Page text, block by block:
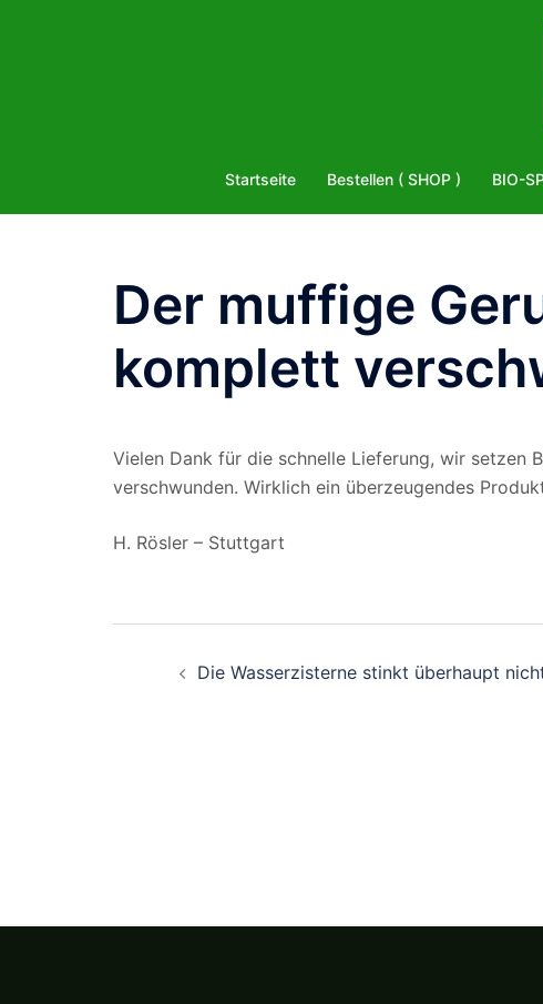
Startseite Bestellen ( SHOP ) BIO-
Der muffige
komplett
Vielen Dank für die schnelle Lieferung, wir setzen
verschwunden. Wirklich ein überzeugendes
H. Rösler – Stuttgart
Die Wasserzisterne stinkt überhaupt